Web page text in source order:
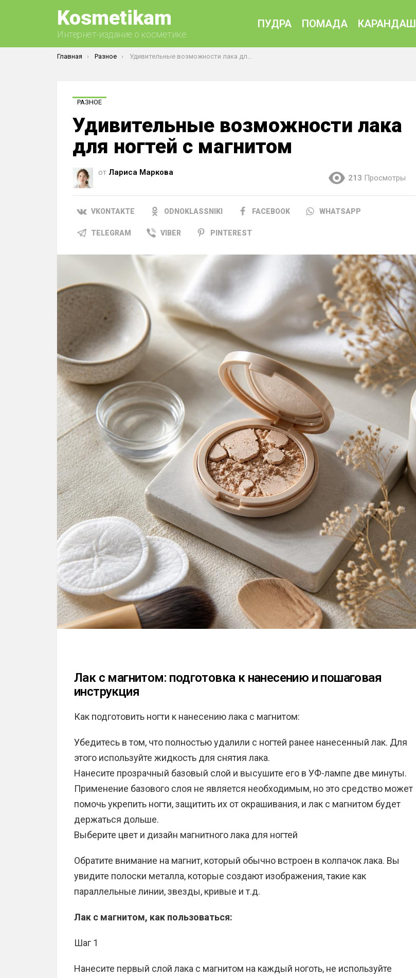
Kosmetikam
Интернет-издание о косметике
ПУДРА ПОМАДА КАРАНДАШ
Вы здесь:
Главная Разное Удивительные возможности лака для ногтей с магнитом
РАЗНОЕ
Удивительные возможности лака
для ногтей с магнитом
от Лариса Маркова
213 Просмотры
VKONTAKTE ODNOKLASSNIKI FACEBOOK WHATSAPP
TELEGRAM VIBER PINTEREST
Лак с магнитом: подготовка к нанесению и пошаговая
инструкция
Как подготовить ногти к нанесению лака с магнитом:
Убедитесь в том, что полностью удалили с ногтей ранее нанесенный лак. Для
этого используйте жидкость для снятия лака.
Нанесите прозрачный базовый слой и высушите его в УФ-лампе две минуты.
Применение базового слоя не является необходимым, но это средство может
помочь укрепить ногти, защитить их от окрашивания, и лак с магнитом будет
держаться дольше.
Выберите цвет и дизайн магнитного лака для ногтей
Обратите внимание на магнит, который обычно встроен в колпачок лака. Вы
увидите полоски металла, которые создают изображения, такие как
параллельные линии, звезды, кривые и т.д.
Лак с магнитом, как пользоваться:
Шаг 1
Нанесите первый слой лака с магнитом на каждый ноготь, не используйте